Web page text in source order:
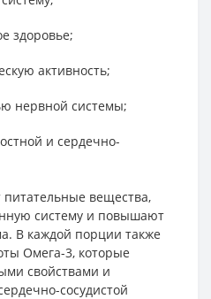
здоровье;
активность;
нервной системы;
и сердечно-
вещества,
систему и повышают
В каждой порции также
Омега-3, которые
свойствами и
сосудистой